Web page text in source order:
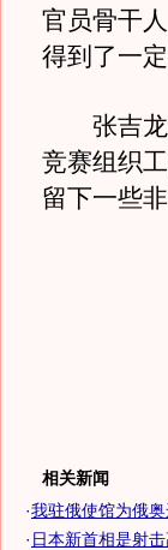
官员骨干
得到了一定
张吉龙
竞赛组织
留下一些非
相关新闻
·我驻俄使馆为俄奥
· 日本新首相是射